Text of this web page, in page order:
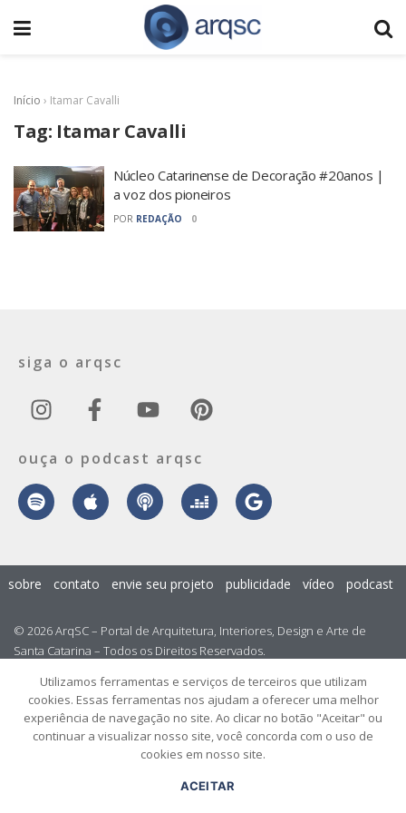
Início › Itamar Cavalli
Tag: Itamar Cavalli
Núcleo Catarinense de Decoração #20anos |
a voz dos pioneiros
POR REDAÇÃO 0
siga o arqsc
ouça o podcast arqsc
© 2026 ArqSC – Portal de Arquitetura, Interiores, Design e Arte de
Santa Catarina – Todos os Direitos Reservados.
sobre contato envie seu projeto publicidade vídeo podcast
Utilizamos ferramentas e serviços de terceiros que utilizam
cookies. Essas ferramentas nos ajudam a oferecer uma melhor
experiência de navegação no site. Ao clicar no botão "Aceitar" ou
continuar a visualizar nosso site, você concorda com o uso de
cookies em nosso site.
ACEITAR